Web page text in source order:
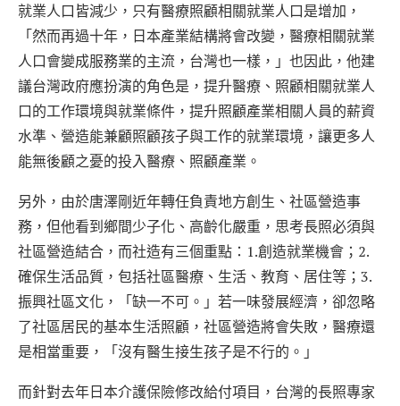
就業人口皆減少，只有醫療照顧相關就業人口是增加，
「然而再過十年，日本產業結構將會改變，醫療相關就業
人口會變成服務業的主流，台灣也一樣，」也因此，他建
議台灣政府應扮演的角色是，提升醫療、照顧相關就業人
口的工作環境與就業條件，提升照顧產業相關人員的薪資
水準、營造能兼顧照顧孩子與工作的就業環境，讓更多人
能無後顧之憂的投入醫療、照顧產業。
另外，由於唐澤剛近年轉任負責地方創生、社區營造事
務，但他看到鄉間少子化、高齡化嚴重，思考長照必須與
社區營造結合，而社造有三個重點：1.創造就業機會；2.
確保生活品質，包括社區醫療、生活、教育、居住等；3.
振興社區文化，「缺一不可。」若一味發展經濟，卻忽略
了社區居民的基本生活照顧，社區營造將會失敗，醫療還
是相當重要，「沒有醫生接生孩子是不行的。」
而針對去年日本介護保險修改給付項目，台灣的長照專家